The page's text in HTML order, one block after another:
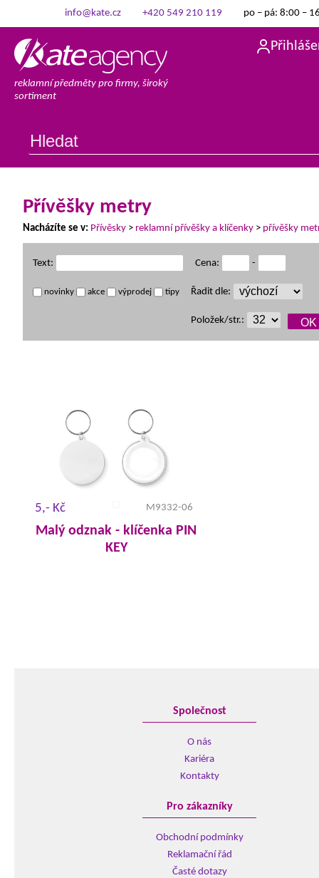
info@kate.cz +420 549 210 119 po – pá: 8:00 –
reklamní předměty pro firmy, široký
sortiment
Přívěšky metry
Nacházíte se v: Přívěsky > reklamní přívěšky a klíčenky > přívěšky
Text: Cena: -
novinky akce výprodej tipy Řadit dle:
Položek/str.:
5,- Kč M9332-06
Malý odznak - klíčenka PIN
KEY
Společnost
O nás
Kariéra
Kontakty
Pro zákazníky
Obchodní podmínky
Reklamační řád
Časté dotazy